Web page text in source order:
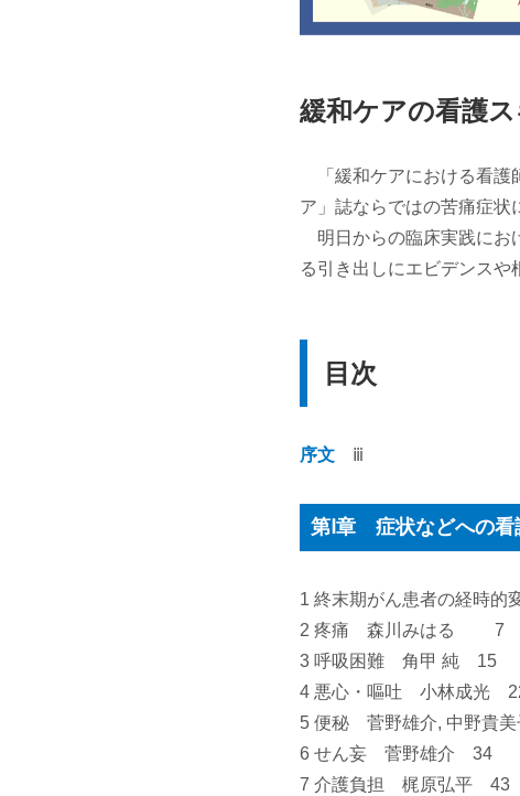
緩和ケアの看護
「緩和ケアにおける看護
ア」誌ならではの苦痛症状
明日からの臨床実践にお
る引き出しにエビデンスや
目次
序文 ⅲ
第Ⅰ章 症状などへの看
1 終末期がん患者の経時
2 疼痛 森川みはる 7
3 呼吸困難 角甲 純 15
4 悪心・嘔吐 小林成光
5 便秘 菅野雄介, 中野貴
6 せん妄 菅野雄介 34
7 介護負担 梶原弘平 43